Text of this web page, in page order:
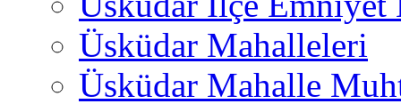
Üsküdar Mahalleleri
Üsküdar Mahalle